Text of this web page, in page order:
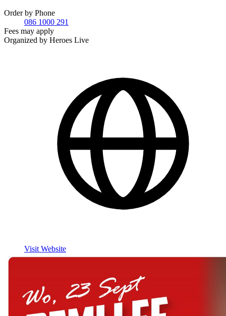
Order by Phone
086 1000 291
Fees may apply
Organized by Heroes Live
Visit Website